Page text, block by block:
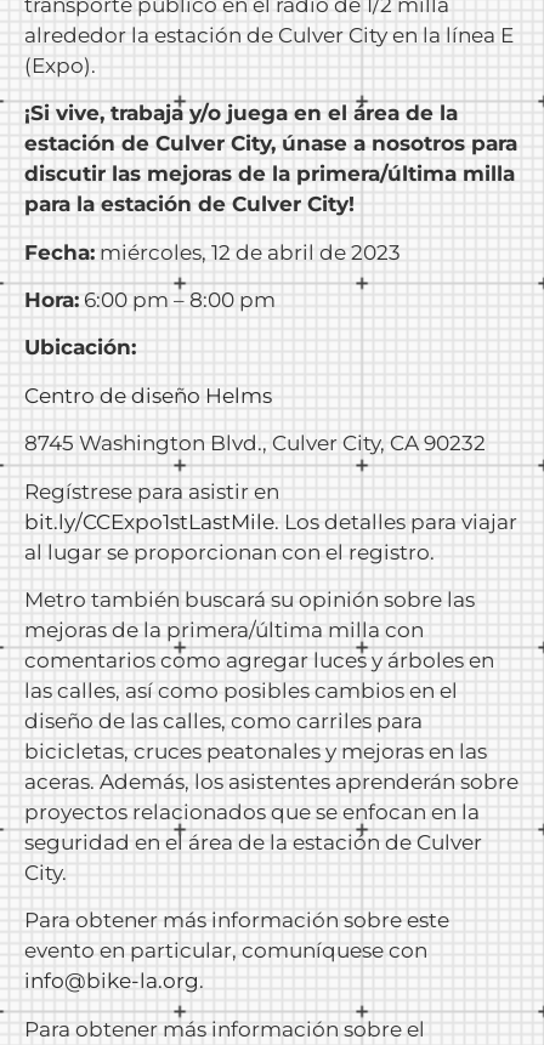
alrededor la estación de Culver City en la línea E
(Expo).
¡Si vive, trabaja y/o juega en el área de la
estación de Culver City, únase a nosotros para
discutir las mejoras de la primera/última milla
para la estación de Culver City!
Fecha: miércoles, 12 de abril de 2023
Hora: 6:00 pm – 8:00 pm
Ubicación:
Centro de diseño Helms
8745 Washington Blvd., Culver City, CA 90232
Regístrese para asistir en
bit.ly/CCExpo1stLastMile. Los detalles para viajar
al lugar se proporcionan con el registro.
Metro también buscará su opinión sobre las
mejoras de la primera/última milla con
comentarios como agregar luces y árboles en
las calles, así como posibles cambios en el
diseño de las calles, como carriles para
bicicletas, cruces peatonales y mejoras en las
aceras. Además, los asistentes aprenderán sobre
proyectos relacionados que se enfocan en la
seguridad en el área de la estación de Culver
City.
Para obtener más información sobre este
evento en particular, comuníquese con
info@bike-la.org.
Para obtener más información sobre el